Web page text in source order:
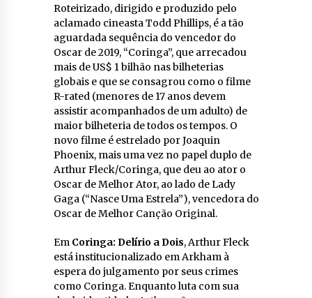
Roteirizado, dirigido e produzido pelo
aclamado cineasta Todd Phillips, é a tão
aguardada sequência do vencedor do
Oscar de 2019, “Coringa”, que arrecadou
mais de US$ 1 bilhão nas bilheterias
globais e que se consagrou como o filme
R-rated (menores de 17 anos devem
assistir acompanhados de um adulto) de
maior bilheteria de todos os tempos. O
novo filme é estrelado por Joaquin
Phoenix, mais uma vez no papel duplo de
Arthur Fleck/Coringa, que deu ao ator o
Oscar de Melhor Ator, ao lado de Lady
Gaga (“Nasce Uma Estrela”), vencedora do
Oscar de Melhor Canção Original.
Em Coringa: Delírio a Dois, Arthur Fleck
está institucionalizado em Arkham à
espera do julgamento por seus crimes
como Coringa. Enquanto luta com sua